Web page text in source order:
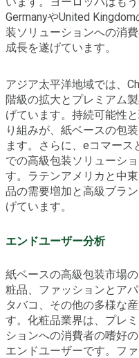
GermanyやUnited
装ソリューションへの消
成長を遂げています。
アジア太平洋地域では、
階級の拡大とプレミアム
げています。持続可能性
り組みが、紙ベースの包
ます。さらに、eコマー
での高級包装ソリューシ
す。ラテンアメリカと中
品の需要増加と高級ブラ
げています。
エンドユーザー分析
紙ベースの高級包装市場
粧品、ファッションとア
タバコ、その他の多様な
す。化粧品業界は、プレ
ションへの消費者の嗜好
エンドユーザーです。フ